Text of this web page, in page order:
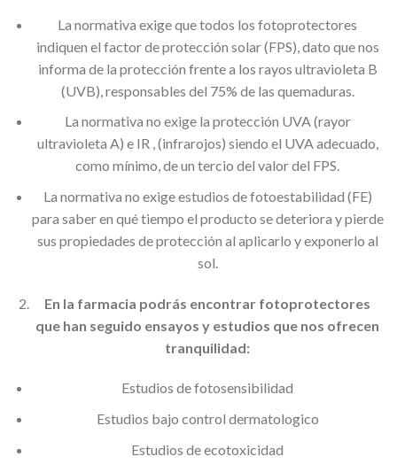
La normativa exige que todos los fotoprotectores
indiquen el factor de protección solar (FPS), dato que nos
informa de la protección frente a los rayos ultravioleta B
(UVB), responsables del 75% de las quemaduras.
La normativa no exige la protección UVA (rayor
ultravioleta A) e IR , (infrarojos) siendo el UVA adecuado,
como mínimo, de un tercio del valor del FPS.
La normativa no exige estudios de fotoestabilidad (FE)
para saber en qué tiempo el producto se deteriora y pierde
sus propiedades de protección al aplicarlo y exponerlo al
sol.
En la farmacia podrás encontrar fotoprotectores
que han seguido ensayos y estudios que nos ofrecen
tranquilidad:
Estudios de fotosensibilidad
Estudios bajo control dermatologico
Estudios de ecotoxicidad